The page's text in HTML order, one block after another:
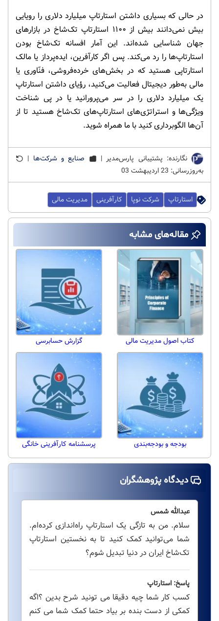
در حالی که بسیاری داشتن استارتاپ میلیارد دلاری را رویایی
بیش نمی‌دانند بیش از ۱۱۰۰ استارتاپ تک‌شاخ در بازارهای
جهان شناسایی شده‌اند. این آمار افسانه تک‌شاخ بودن
استارتاپ‌ها را رد می‌کند. پس اگر کارآفرین، ایده‌پرداز یا مالک
استارتاپی هستید که در بخش‌های خرده‌فروشی، فنّاوری یا
مالی به‌طور دیجیتال فعالیت می‌کنید، رؤیای داشتن استارتاپ
یک میلیارد دلاری را در سر می‌پرورانید یا در پی شناخت
ویژگی‌ها و استراتژی‌های استارتاپ‌های تک‌‌شاخ هستید تا از
آن‌ها الگوبرداری کنید با ما همراه شوید.
نگارنده: پشتیبانی پارس‌مدیر | صنایع و شرکت‌ها |
به‌روزرسانی: 23 اردیبهشت 03
استارتاپ شرکت نوپا کارآفرینی مدیریت مالی
مقاله‌های مشابه
کتاب اصول مدیریت مالی گزارش حسابرسی
بودجه و بودجه‌بندی پرسشنامه کارآفرینی خانگی
دیدگاه پژوهشگران
عبدالله شمس
سلام. من به تازگی یک استارتاپ راه‌اندازی کرده‌ام.
شما می‌توانید کمک کنید تا به نخستین استارتاپ
تک‌شاخ ایران در دنیا تبدیل شوم؟
پاسخ: استارتاپ
کسب کار شما چیه دقیقا می تونید شرح بدین ؟اگه
کمکی از دست بنده بر بیاد حتما کمک شما می کنم